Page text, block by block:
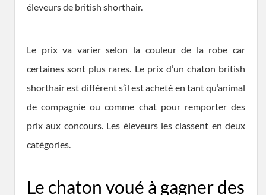
éleveurs de british shorthair.
Le prix va varier selon la couleur de la robe car
certaines sont plus rares. Le prix d’un chaton british
shorthair est différent s’il est acheté en tant qu’animal
de compagnie ou comme chat pour remporter des
prix aux concours. Les éleveurs les classent en deux
catégories.
Le chaton voué à gagner des